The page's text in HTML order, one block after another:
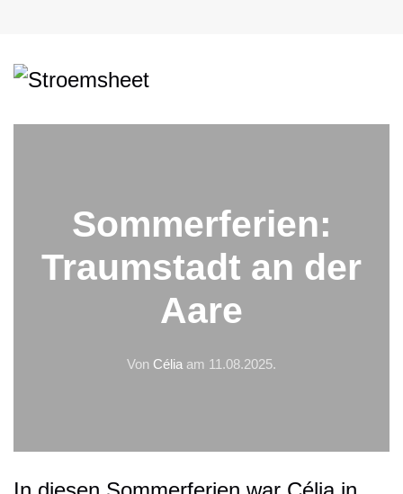
Sommerferien:
Traumstadt an der
Aare
Von Célia am 11.08.2025.